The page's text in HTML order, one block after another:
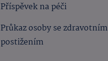
Příspěvek na péči
Průkaz osoby se zdravotním
postižením